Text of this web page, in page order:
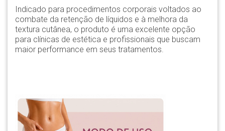
Indicado para procedimentos corporais voltados ao
combate da retenção de líquidos e à melhora da
textura cutânea, o produto é uma excelente opção
para clínicas de estética e profissionais que buscam
maior performance em seus tratamentos.